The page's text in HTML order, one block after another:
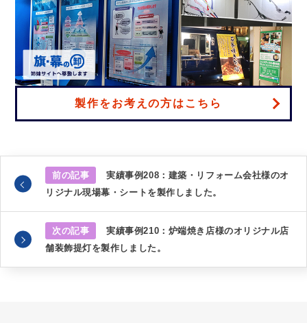
製作をお考えの方はこちら
前の記事
実績事例208：建築・リフォーム会社様のオ
リジナル現場幕・シートを製作しました。
次の記事
実績事例210：炉端焼き店様のオリジナル店
舗装飾提灯を製作しました。